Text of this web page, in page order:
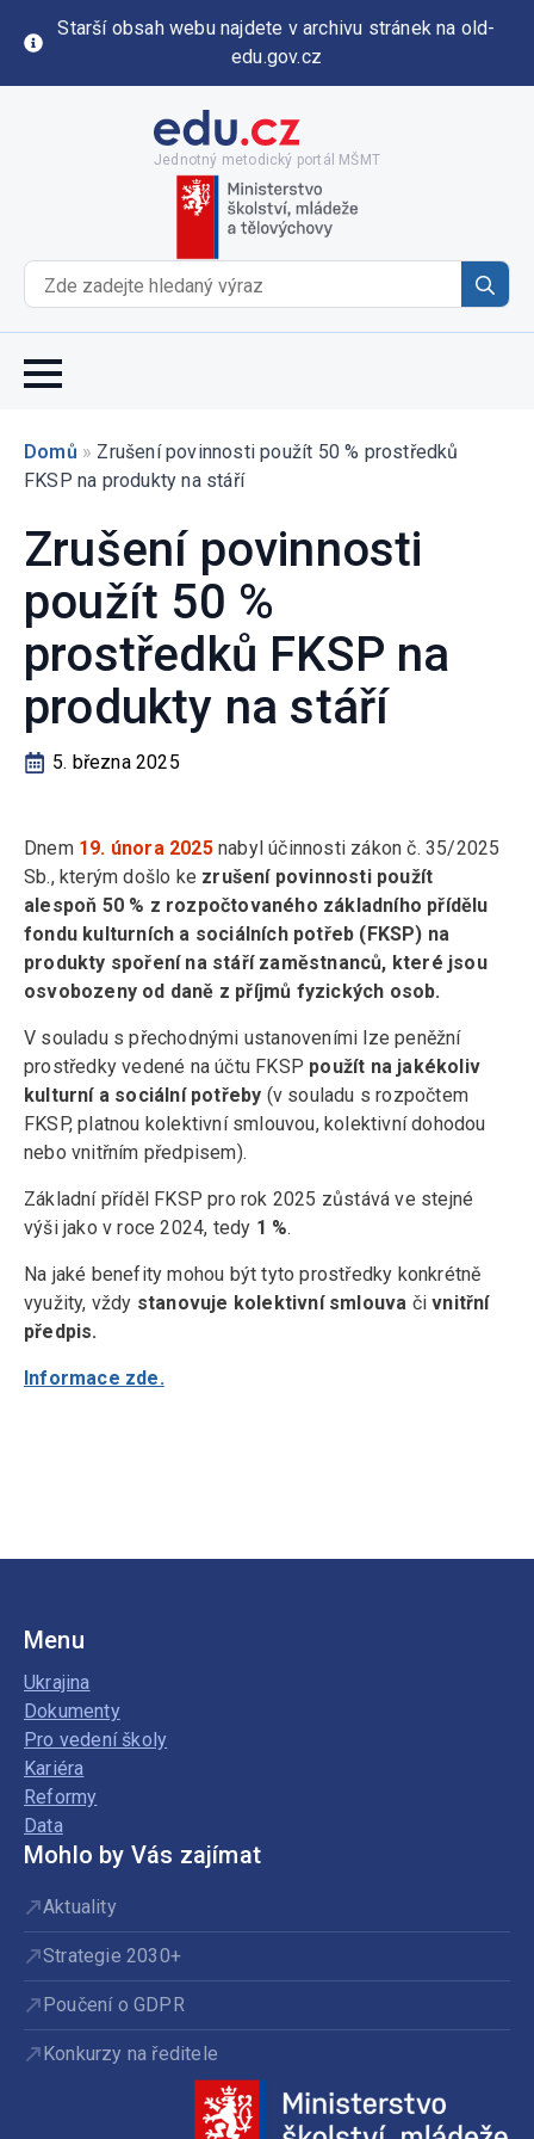
Starší obsah webu najdete v archivu stránek na old-
edu.gov.cz
Jednotný metodický portál MŠMT
for:
Domů » Zrušení povinnosti použít 50 % prostředků
FKSP na produkty na stáří
Zrušení povinnosti
použít 50 %
prostředků FKSP na
produkty na stáří
5. března 2025
Dnem 19. února 2025nabyl účinnosti zákon č. 35/2025
Sb., kterým došlo ke zrušení povinnosti použít
alespoň 50 % z rozpočtovaného základního přídělu
fondu kulturních a sociálních potřeb (FKSP) na
produkty spoření na stáří zaměstnanců, které jsou
osvobozeny od daně z příjmů fyzických osob.
V souladu s přechodnými ustanoveními lze peněžní
prostředky vedené na účtu FKSP použít na jakékoliv
kulturní a sociální potřeby (v souladu s rozpočtem
FKSP, platnou kolektivní smlouvou, kolektivní dohodou
nebo vnitřním předpisem).
Základní příděl FKSP pro rok 2025 zůstává ve stejné
výši jako v roce 2024, tedy 1 %.
Na jaké benefity mohou být tyto prostředky konkrétně
využity, vždy stanovuje kolektivní smlouva čivnitřní
předpis.
Informace zde.
Menu
Ukrajina
Dokumenty
Pro vedení školy
Kariéra
Reformy
Data
Mohlo by Vás zajímat
Aktuality
Strategie 2030+
Poučení o GDPR
Konkurzy na ředitele